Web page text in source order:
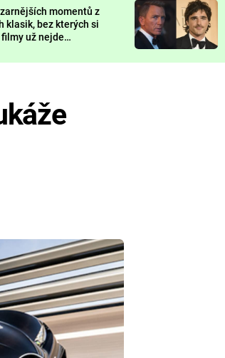
DEADPOOL
momentů z
klasik, bez kterých si
už nejde